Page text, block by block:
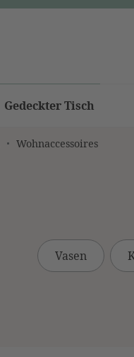
Gedeckter Tisch
Wohnaccessoires
Vasen